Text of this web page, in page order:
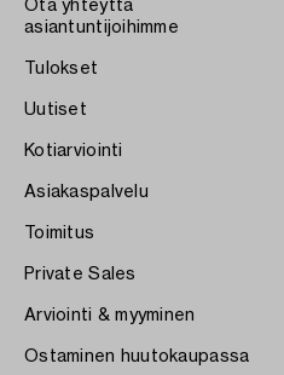
Ota yhteyttä
asiantuntijoihimme
Tulokset
Uutiset
Kotiarviointi
Asiakaspalvelu
Toimitus
Private Sales
Arviointi & myyminen
Ostaminen huutokaupassa